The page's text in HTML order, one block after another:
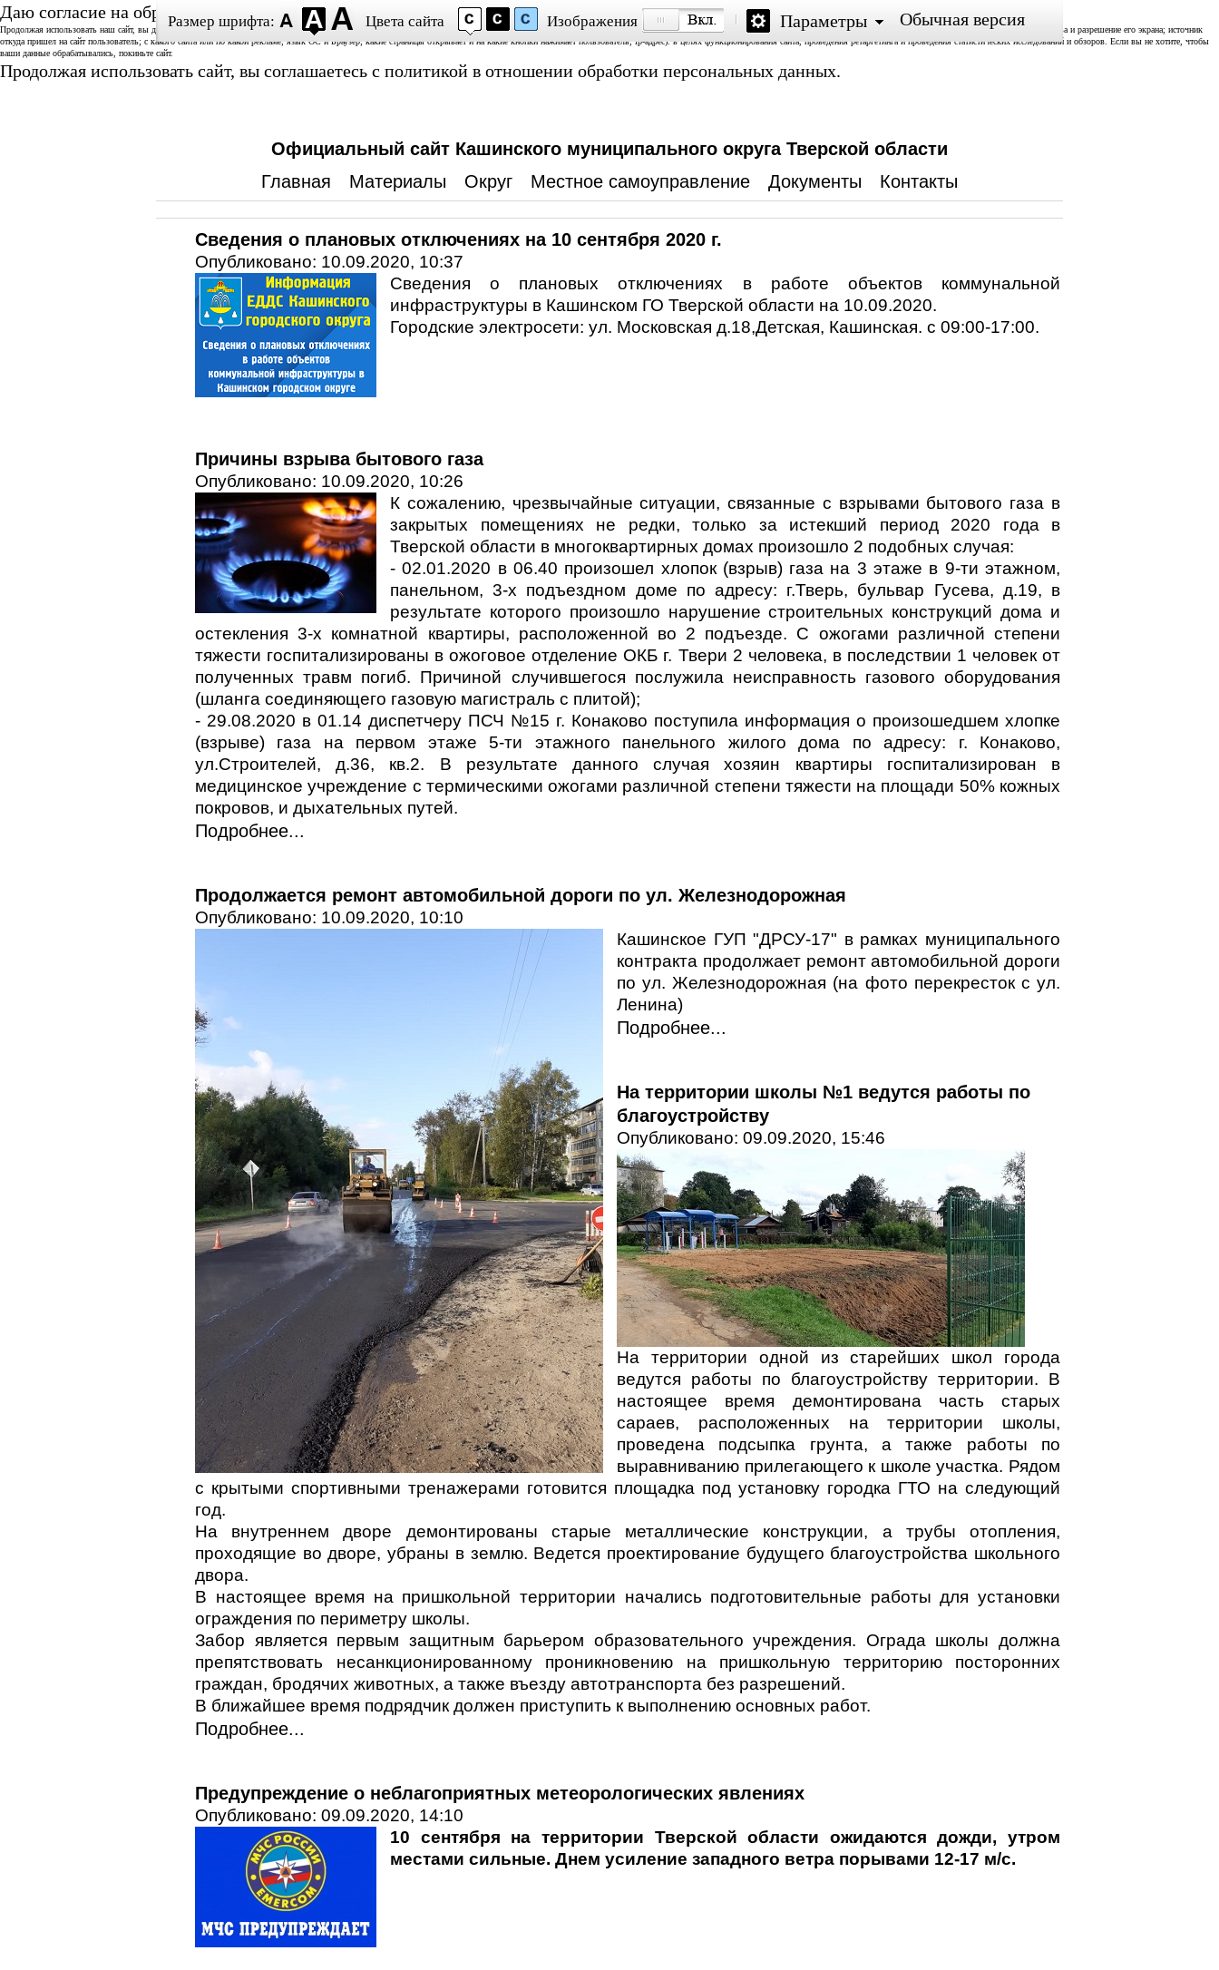
Даю согласие на обработку данных
Продолжая использовать наш сайт, вы даете согласие на использование аналитической системы «Спутник/Аналитика» и «Яндекс.Метрика»; обработку файлов cookie, пользовательских данных (сведения о местоположении; тип и версия ОС, тип и версия Браузера; тип устройства и разрешение его экрана; источник
откуда пришел на сайт пользователь; с какого сайта или по какой рекламе; язык ОС и Браузер; какие страницы открывает и на какие кнопки нажимает пользователь; ip-адрес). в целях функционирования сайта, проведения ретаргетинга и проведения статистических исследований и обзоров. Если вы не хотите, чтобы
ваши данные обрабатывались, покиньте сайт.
Продолжая использовать сайт, вы соглашаетесь с политикой в отношении обработки персональных данных.
Размер шрифта: Цвета сайта Изображения Параметры Обычная версия
Официальный сайт Кашинского муниципального округа Тверской области
Главная
Материалы Округ Местное самоуправление Документы Контакты
Сведения о плановых отключениях на 10 сентября 2020 г.
Опубликовано: 10.09.2020, 10:37
Сведения о плановых отключениях в работе объектов коммунальной
инфраструктуры в Кашинском ГО Тверской области на 10.09.2020.
Городские электросети: ул. Московская д.18,Детская, Кашинская. с 09:00-17:00.
Причины взрыва бытового газа
Опубликовано: 10.09.2020, 10:26
К сожалению, чрезвычайные ситуации, связанные с взрывами бытового газа в
закрытых помещениях не редки, только за истекший период 2020 года в
Тверской области в многоквартирных домах произошло 2 подобных случая:
- 02.01.2020 в 06.40 произошел хлопок (взрыв) газа на 3 этаже в 9-ти этажном,
панельном, 3-х подъездном доме по адресу: г.Тверь, бульвар Гусева, д.19, в
результате которого произошло нарушение строительных конструкций дома и
остекления 3-х комнатной квартиры, расположенной во 2 подъезде. С ожогами различной степени
тяжести госпитализированы в ожоговое отделение ОКБ г. Твери 2 человека, в последствии 1 человек от
полученных травм погиб. Причиной случившегося послужила неисправность газового оборудования
(шланга соединяющего газовую магистраль с плитой);
- 29.08.2020 в 01.14 диспетчеру ПСЧ №15 г. Конаково поступила информация о произошедшем хлопке
(взрыве) газа на первом этаже 5-ти этажного панельного жилого дома по адресу: г. Конаково,
ул.Строителей, д.36, кв.2. В результате данного случая хозяин квартиры госпитализирован в
медицинское учреждение с термическими ожогами различной степени тяжести на площади 50% кожных
покровов, и дыхательных путей.
Подробнее...
Продолжается ремонт автомобильной дороги по ул. Железнодорожная
Опубликовано: 10.09.2020, 10:10
Кашинское ГУП "ДРСУ-17" в рамках муниципального
контракта продолжает ремонт автомобильной дороги
по ул. Железнодорожная (на фото перекресток с ул.
Ленина)
Подробнее...
На территории школы №1 ведутся работы по
благоустройству
Опубликовано: 09.09.2020, 15:46
На территории одной из старейших школ города
ведутся работы по благоустройству территории. В
настоящее время демонтирована часть старых
сараев, расположенных на территории школы,
проведена подсыпка грунта, а также работы по
выравниванию прилегающего к школе участка. Рядом
с крытыми спортивными тренажерами готовится площадка под установку городка ГТО на следующий
год.
На внутреннем дворе демонтированы старые металлические конструкции, а трубы отопления,
проходящие во дворе, убраны в землю. Ведется проектирование будущего благоустройства школьного
двора.
В настоящее время на пришкольной территории начались подготовительные работы для установки
ограждения по периметру школы.
Забор является первым защитным барьером образовательного учреждения. Ограда школы должна
препятствовать несанкционированному проникновению на пришкольную территорию посторонних
граждан, бродячих животных, а также въезду автотранспорта без разрешений.
В ближайшее время подрядчик должен приступить к выполнению основных работ.
Подробнее...
Предупреждение о неблагоприятных метеорологических явлениях
Опубликовано: 09.09.2020, 14:10
10 сентября на территории Тверской области ожидаются дожди, утром
местами сильные. Днем усиление западного ветра порывами 12-17 м/с.